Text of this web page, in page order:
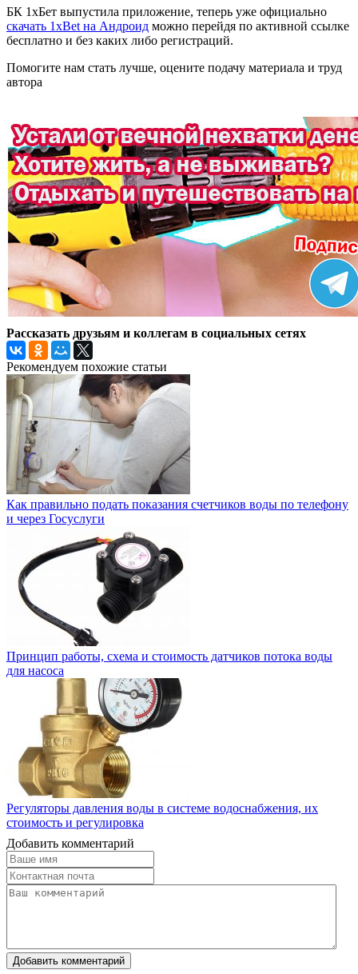
БК 1хБет выпустила приложение, теперь уже официально
скачать 1xBet на Андроид можно перейдя по активной ссылке
бесплатно и без каких либо регистраций.
Помогите нам стать лучше, оцените подачу материала и труд
автора
Рассказать друзьям и коллегам в социальных сетях
Рекомендуем похожие статьи
Как правильно подать показания счетчиков воды по телефону
и через Госуслуги
Принцип работы, схема и стоимость датчиков потока воды
для насоса
Регуляторы давления воды в системе водоснабжения, их
стоимость и регулировка
Добавить комментарий